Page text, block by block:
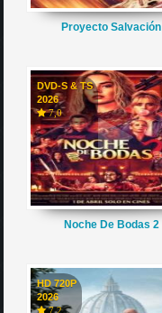
Proyecto Salvación
DVD-S & TS
2026
7,0
Noche De Bodas 2
HD 720P
2026
7,2